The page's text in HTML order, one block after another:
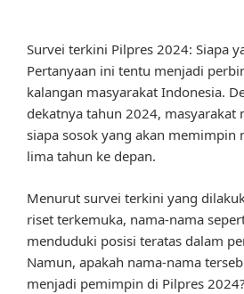
Survei terkini Pilpres 2024: Siapa
Pertanyaan ini tentu menjadi
kalangan masyarakat Indonesia.
dekatnya tahun 2024, masyarakat
siapa sosok yang akan memimpin
lima tahun ke depan.
Menurut survei terkini yang
riset terkemuka, nama-nama
menduduki posisi teratas dalam
Namun, apakah nama-nama
menjadi pemimpin di Pilpres